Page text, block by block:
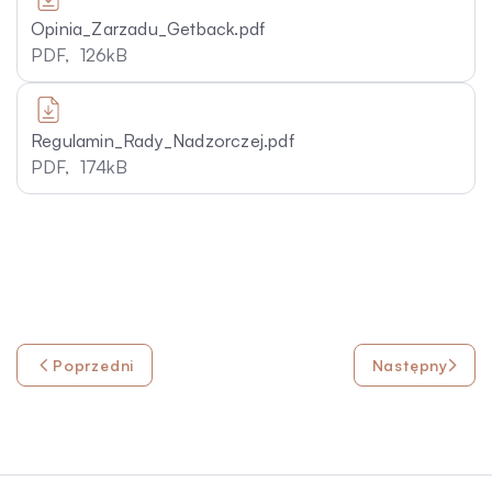
Opinia_Zarzadu_Getback.pdf
PDF, 126kB
Regulamin_Rady_Nadzorczej.pdf
PDF, 174kB
Poprzedni Następny